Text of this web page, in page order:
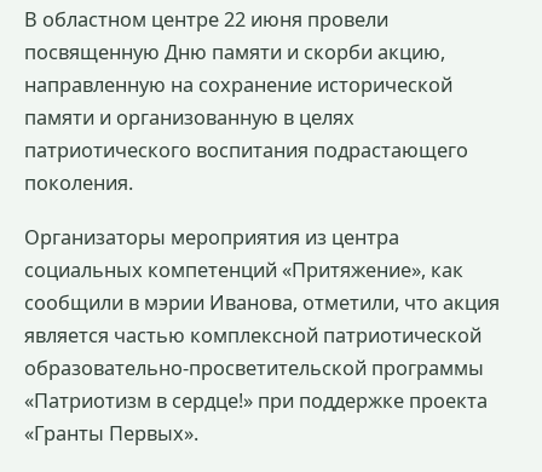
В областном центре 22 июня провели
посвященную Дню памяти и скорби акцию,
направленную на сохранение исторической
памяти и организованную в целях
патриотического воспитания подрастающего
поколения.
Организаторы мероприятия из центра
социальных компетенций «Притяжение», как
сообщили в мэрии Иванова, отметили, что акция
является частью комплексной патриотической
образовательно-просветительской программы
«Патриотизм в сердце!» при поддержке проекта
«Гранты Первых».